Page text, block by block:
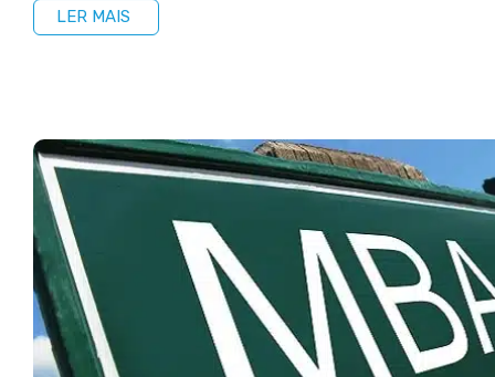
LER MAIS